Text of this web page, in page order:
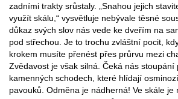
zadními trakty srůstaly. „Snahou jejich
využít skálu,“ vysvětluje nebývale těsné
důkaz svých slov nás vede ke dveřím na
pod střechou. Je to trochu zvláštní pocit,
krokem musíte přenést přes průrvu mezi
Zvědavost je však silná. Čeká nás stoupání
kamenných schodech, které hlídají
pavouků. Odměna je nádherná! Ve skále je